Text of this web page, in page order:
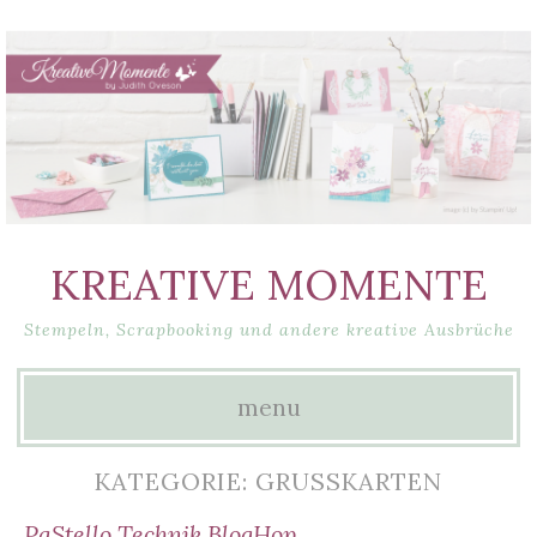
KREATIVE MOMENTE
Stempeln, Scrapbooking und andere kreative Ausbrüche
menu
KATEGORIE: GRUSSKARTEN